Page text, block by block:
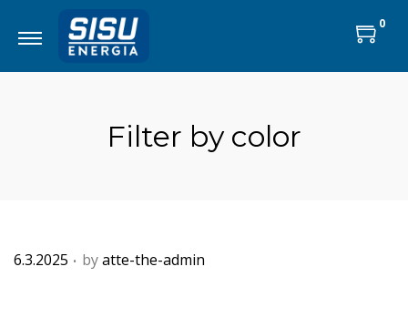
0
Filter by color
P
6.3.2025 . byatte-the-admin